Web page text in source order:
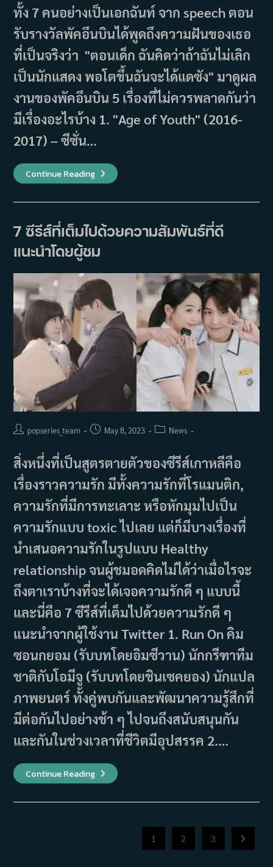
ทั้ง 7 คนอย่างเป็นเอกฉันท์ จาก speech ตอน
รับรางวัลพัคอึนบินได้พูดถึงความฝันของเธอ
ที่เป็นจริงว่า "ตอนเด็ก ฉันคิดว่าถ้าฉันไม่เลิก
เป็นนักแสดง พอโตขึ้นฉันจะได้แดซัง" มาดูผล
งานของพัคอึนบิน 5 เรื่องที่ไม่ควรพลาดกันว่า
มีเรื่องอะไรบ้าง 1. "Age of Youth" (2016-
2017) – ซีซั่น…
Continue Reading5
ผล
อง
อึน
บิน
ที่
ไม่
ควร
7 ซีรีส์ที่เต็มไปด้วยความสัมพันธ์ที่ดี
แนะนำโดยผู้ชม
Postpopseries_team
PostMay 8, 2023
PostNews
สิ่งหนึ่งที่เป็นสูตรตายตัวของซีรีส์เกาหลีคือ
เรื่องราวความรัก มีทั้งความรักที่โรแมนติก,
ความรักที่มีการทะเลาะ หรือหักมุมไปเป็น
ความรักแบบ toxic ไปเลย แต่ก็มีบางเรื่องที่
นำเสนอความรักในรูปแบบ Healthy
relationship จนผู้ชมอดคิดไม่ได้ว่าเมื่อไรจะ
ถึงตาเราบ้างที่จะได้เจอความรักดี ๆ แบบนี้
และนี่คือ 7 ซีรีส์ที่เต็มไปด้วยความรักดี ๆ
แนะนำจากผู้ใช้งาน Twitter 1. Run On คิม
ซอนกยอม (รับบทโดยอิมซีวาน) นักกรีฑาทีม
ชาติกับโอมีจู (รับบทโดยชินเซคยอง) นักแปล
ภาพยนตร์ ทั้งคู่พบกันและพัฒนาความรู้สึกที่
มีต่อกันไปอย่างช้า ๆ ไปจนถึงสนับสนุนกัน
และกันในช่วงเวลาที่ชีวิตมีอุปสรรค 2.…
Continue Reading7
ซี
เต็ม
1 2 3 Go to